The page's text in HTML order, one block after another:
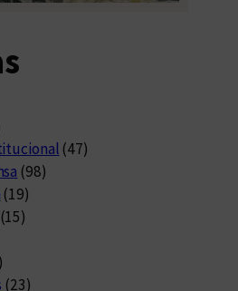
(47)
(98)
(19)
(15)
(23)